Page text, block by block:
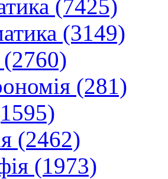
(7425)
(3149)
(2760)
(281)
(2462)
(1973)